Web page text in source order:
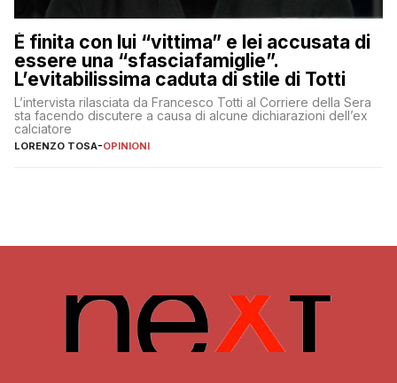
È finita con lui “vittima” e lei accusata di
essere una “sfasciafamiglie”.
L’evitabilissima caduta di stile di Totti
L’intervista rilasciata da Francesco Totti al Corriere della Sera
sta facendo discutere a causa di alcune dichiarazioni dell’ex
calciatore
LORENZO TOSA-OPINIONI